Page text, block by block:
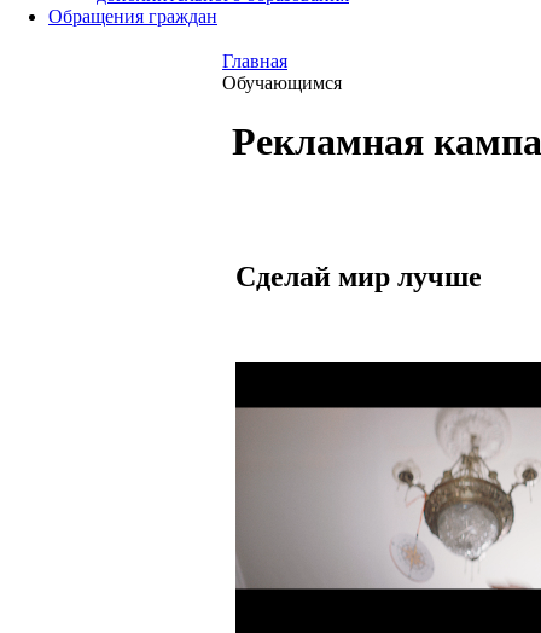
Обращения граждан
Главная
Обучающимся
Рекламная
Сделай мир лучше